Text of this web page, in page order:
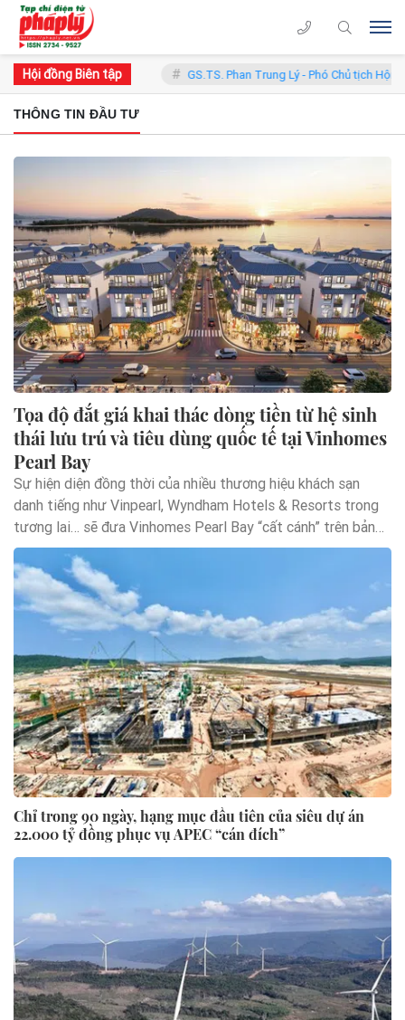
Hội đồng Biên tập
- Chủ tịch Hội đồng GS.TS. Phan Trung Lý - Phó Chủ tịch Hội đồng
THÔNG TIN ĐẦU TƯ
Tọa độ đắt giá khai thác dòng tiền từ hệ sinh
thái lưu trú và tiêu dùng quốc tế tại Vinhomes
Pearl Bay
Sự hiện diện đồng thời của nhiều thương hiệu khách sạn
danh tiếng như Vinpearl, Wyndham Hotels & Resorts trong
tương lai… sẽ đưa Vinhomes Pearl Bay “cất cánh” trên bản
đồ du lịch nghỉ dưỡng Nha Trang (Khánh Hòa). Đặc biệt, khu
Lam Ngọc và Ruby bao quanh tổ hợp khách sạn quốc tế
chính là chìa khóa để nhà đầu tư khai thác dòng tiền ổn định
từ tệp khách cao cấp.
Chỉ trong 90 ngày, hạng mục đầu tiên của siêu dự án
22.000 tỷ đồng phục vụ APEC “cán đích”